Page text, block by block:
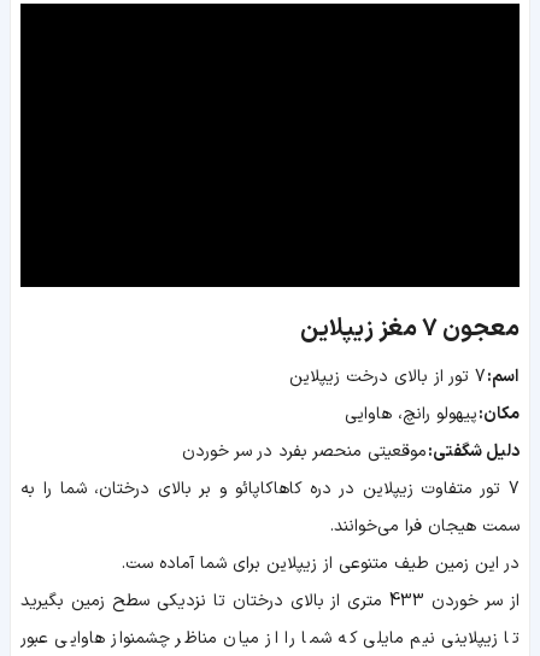
معجون 7 مغز زیپلاین
اسم:7 تور از بالای درخت زیپلاین
مکان:پیهولو رانچ، هاوایی
دلیل شگفتی:موقعیتی منحصر بفرد در سر خوردن
7 تور متفاوت زیپلاین در دره کاهاکاپائو و بر بالای درختان، شما را به
سمت هیجان فرا می‌خوانند.
در این زمین طیف متنوعی از زیپلاین برای شما آماده ست.
از سر خوردن 433 متری از بالای درختان تا نزدیکی سطح زمین بگیرید
تا زیپلاینی نیم مایلی که شما را از میان مناظر چشمنواز هاوایی عبور